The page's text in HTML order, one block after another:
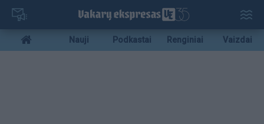
Pereiti
pagrindinį
turinį
Mobile
menu
Nauji Podkastai Renginiai Vaizdai